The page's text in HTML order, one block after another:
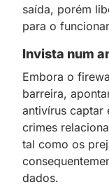
saída, porém
para o
Invista num
Embora o
barreira,
antivírus captar
crimes
tal como os
dados.